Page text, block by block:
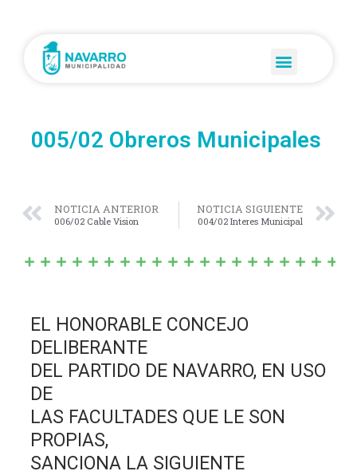
005/02 Obreros Municipales
NOTICIA ANTERIOR
006/02 Cable Vision
NOTICIA SIGUIENTE
004/02 Interes Municipal
EL HONORABLE CONCEJO
DELIBERANTE
DEL PARTIDO DE NAVARRO, EN USO
DE
LAS FACULTADES QUE LE SON
PROPIAS,
SANCIONA LA SIGUIENTE